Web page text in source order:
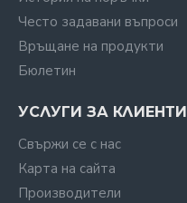
Често задавани въпроси
Връщане на продукти
Бюлетин
УСЛУГИ ЗА КЛИЕНТИ
Свържи се с нас
Карта на сайта
Производители